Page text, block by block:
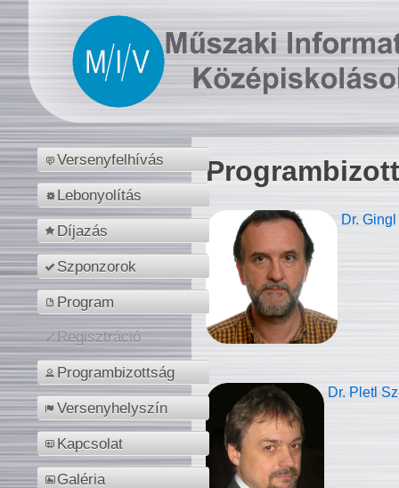
Versenyfelhívás
Lebonyolítás
Díjazás
Szponzorok
Program
Regisztráció
Programbizottság
Versenyhelyszín
Kapcsolat
Galéria
Dr.
Dr. Pletl